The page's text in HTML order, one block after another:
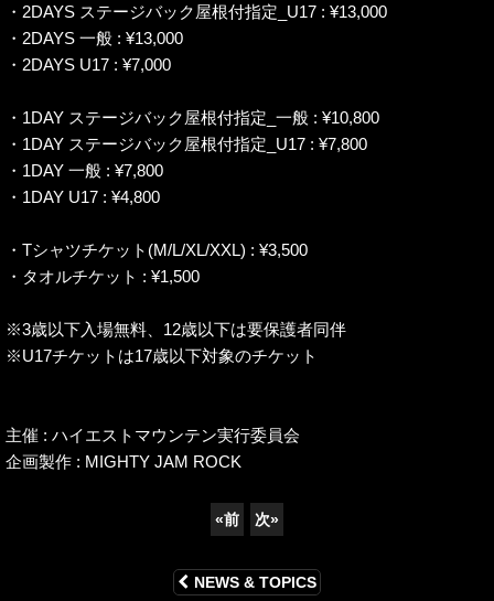
・2DAYS ステージバック屋根付指定_U17 : ¥13,000
・2DAYS 一般 : ¥13,000
・2DAYS U17 : ¥7,000
・1DAY ステージバック屋根付指定_一般 : ¥10,800
・1DAY ステージバック屋根付指定_U17 : ¥7,800
・1DAY 一般 : ¥7,800
・1DAY U17 : ¥4,800
・Tシャツチケット(M/L/XL/XXL) : ¥3,500
・タオルチケット : ¥1,500
※3歳以下入場無料、12歳以下は要保護者同伴
※U17チケットは17歳以下対象のチケット
主催 : ハイエストマウンテン実行委員会
企画製作 : MIGHTY JAM ROCK
«前 次»
NEWS & TOPICS